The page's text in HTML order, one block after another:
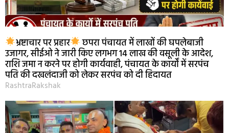
भ्रष्टाचार पर प्रहार छपरा पंचायत में लाखों की घपलेबाजी
उजागर, सीईओ ने जारी किए लगभग 14 लाख की वसूली के आदेश,
राशि जमा न करने पर होगी कार्यवाही, पंचायत के कार्यों में सरपंच
पति की दखलंदाजी को लेकर सरपंच को दी हिदायत
RashtraRakshak